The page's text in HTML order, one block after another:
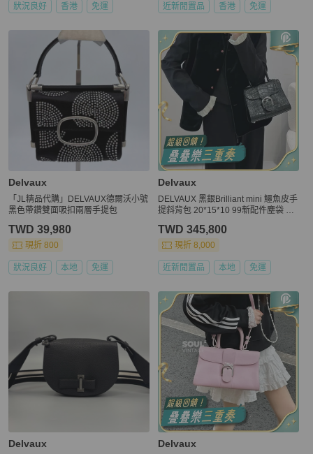
狀況良好 香港 免運 近新閒置品 香港 免運
Delvaux
「JL精品代購」DELVAUX德爾沃小號
黑色帶鑽雙面吸扣兩層手提包
TWD 39,980
現折 800
狀況良好 本地 免運
Delvaux
DELVAUX 黑銀Brilliant mini 鱷魚皮手
提斜背包 20*15*10 99新配件塵袋 鏡
TWD 345,800
現折 8,000
近新閒置品 本地 免運
Delvaux Delvaux